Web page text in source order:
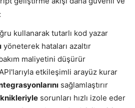
kullanarak tutarlı kod yazar
yöneterek hataları azaltır
maliyetini düşürür
API'larıyla etkileşimli arayüz kurar
sağlamlaştırır
sorunları hızlı izole eder